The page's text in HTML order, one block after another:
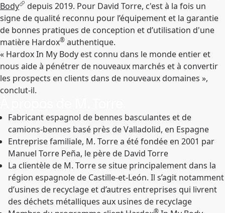
Body
depuis 2019. Pour David Torre, c'est à la fois un
signe de qualité reconnu pour l’équipement et la garantie
de bonnes pratiques de conception et d’utilisation d'une
matière Hardox® authentique.
« Hardox In My Body est connu dans le monde entier et
nous aide à pénétrer de nouveaux marchés et à convertir
les prospects en clients dans de nouveaux domaines »,
conclut-il.
Fabricant espagnol de bennes basculantes et de
camions-bennes basé près de Valladolid, en Espagne
Entreprise familiale, M. Torre a été fondée en 2001 par
Manuel Torre Peña, le père de David Torre
La clientèle de M. Torre se situe principalement dans la
région espagnole de Castille-et-León. Il s’agit notamment
d’usines de recyclage et d’autres entreprises qui livrent
des déchets métalliques aux usines de recyclage
®